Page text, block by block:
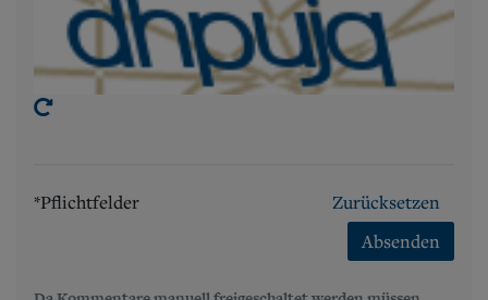
*Pflichtfelder
Zurücksetzen
Absenden